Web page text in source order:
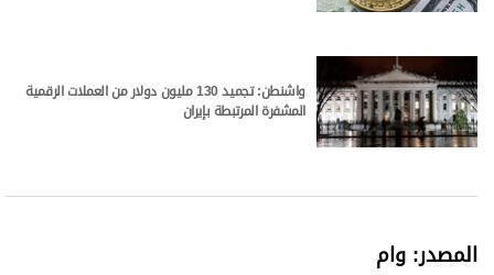
واشنطن: تجميد 130 مليون دولار من العملات الرقمية
المشفرة المرتبطة بإيران
المصدر: وام